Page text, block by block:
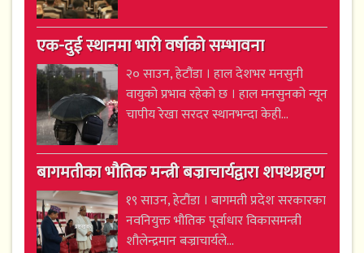
एक-दुई स्थानमा भारी वर्षाको सम्भावना
२० साउन, हेटौंडा । हाल देशभर मनसुनी
वायुको प्रभाव रहेको छ । हाल मनसुनको न्यून
चापीय रेखा सरदर स्थानभन्दा केही...
बागमतीका भौतिक मन्त्री बज्राचार्यद्वारा शपथग्रहण
१९ साउन, हेटौंडा । बागमती प्रदेश सरकारका
नवनियुक्त भौतिक पूर्वाधार विकासमन्त्री
शौलेन्द्रमान बज्राचार्यले...